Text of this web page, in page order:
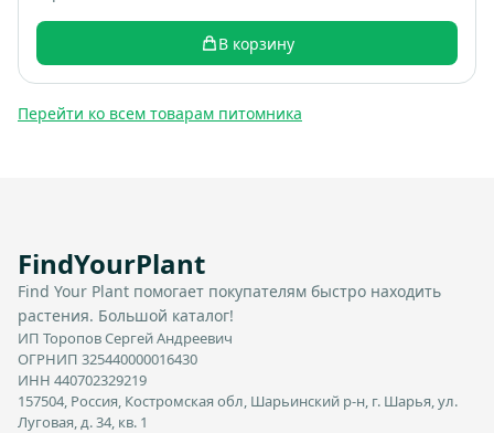
В корзину
Перейти ко всем товарам питомника
FindYourPlant
Find Your Plant помогает покупателям быстро находить
растения. Большой каталог!
ИП Торопов Сергей Андреевич
ОГРНИП 325440000016430
ИНН 440702329219
157504, Россия, Костромская обл, Шарьинский р-н, г. Шарья, ул.
Луговая, д. 34, кв. 1